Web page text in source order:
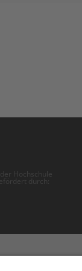
Hochschule
durch: